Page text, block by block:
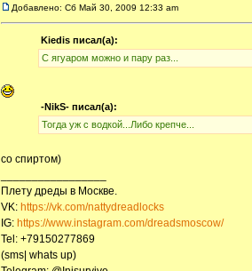
Добавлено: Сб Май 30, 2009 12:33 am
Kiedis писал(а):
С ягуаром можно и пару раз...
-NikS- писал(а):
Тогда уж с водкой...Либо крепче...
со спиртом)
Плету дреды в Москве.
VK: https://vk.com/nattydreadlocks
IG: https://www.instagram.com/dreadsmoscow/
Tel: +79150277869
(sms| whats up)